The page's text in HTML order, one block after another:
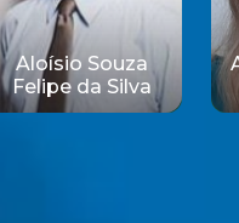
Amanda Gomes
Carvalho